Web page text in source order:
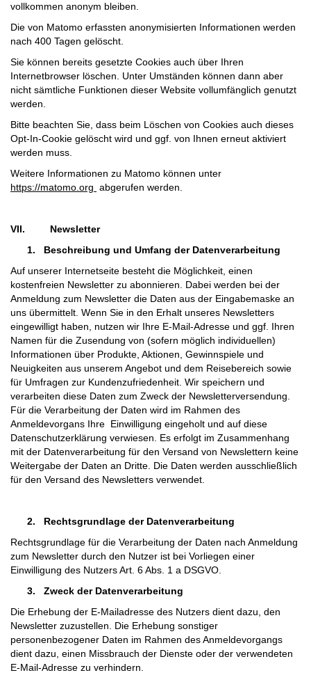
vollkommen anonym bleiben.
Die von Matomo erfassten anonymisierten Informationen werden
nach 400 Tagen gelöscht.
Sie können bereits gesetzte Cookies auch über Ihren
Internetbrowser löschen. Unter Umständen können dann aber
nicht sämtliche Funktionen dieser Website vollumfänglich genutzt
werden.
Bitte beachten Sie, dass beim Löschen von Cookies auch dieses
Opt-In-Cookie gelöscht wird und ggf. von Ihnen erneut aktiviert
werden muss.
Weitere Informationen zu Matomo können unter
https://matomo.org abgerufen werden.
VII. Newsletter
1. Beschreibung und Umfang der Datenverarbeitung
Auf unserer Internetseite besteht die Möglichkeit, einen
kostenfreien Newsletter zu abonnieren. Dabei werden bei der
Anmeldung zum Newsletter die Daten aus der Eingabemaske an
uns übermittelt. Wenn Sie in den Erhalt unseres Newsletters
eingewilligt haben, nutzen wir Ihre E-Mail-Adresse und ggf. Ihren
Namen für die Zusendung von (sofern möglich individuellen)
Informationen über Produkte, Aktionen, Gewinnspiele und
Neuigkeiten aus unserem Angebot und dem Reisebereich sowie
für Umfragen zur Kundenzufriedenheit. Wir speichern und
verarbeiten diese Daten zum Zweck der Newsletterversendung.
Für die Verarbeitung der Daten wird im Rahmen des
Anmeldevorgans Ihre Einwilligung eingeholt und auf diese
Datenschutzerklärung verwiesen. Es erfolgt im Zusammenhang
mit der Datenverarbeitung für den Versand von Newslettern keine
Weitergabe der Daten an Dritte. Die Daten werden ausschließlich
für den Versand des Newsletters verwendet.
2. Rechtsgrundlage der Datenverarbeitung
Rechtsgrundlage für die Verarbeitung der Daten nach Anmeldung
zum Newsletter durch den Nutzer ist bei Vorliegen einer
Einwilligung des Nutzers Art. 6 Abs. 1 a DSGVO.
3. Zweck der Datenverarbeitung
Die Erhebung der E-Mailadresse des Nutzers dient dazu, den
Newsletter zuzustellen. Die Erhebung sonstiger
personenbezogener Daten im Rahmen des Anmeldevorgangs
dient dazu, einen Missbrauch der Dienste oder der verwendeten
E-Mail-Adresse zu verhindern.